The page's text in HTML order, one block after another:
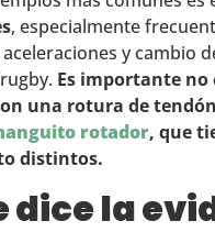
, especialmente
y cambio
Es importante
una rotura de
rotador, que
distintos.
dice la